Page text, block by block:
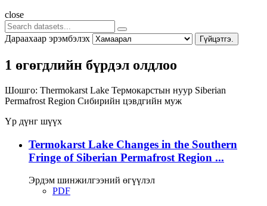
close
Дараахаар эрэмбэлэх Гүйцэтгэ.
1 өгөгдлийн бүрдэл олдлоо
Шошго: Thermokarst Lake Термокарстын нуур Siberian
Permafrost Region Сибирийн цэвдгийн муж
Үр дүнг шүүх
Termokarst Lake Changes in the Southern
Fringe of Siberian Permafrost Region ...
Эрдэм шинжилгээний өгүүлэл
PDF